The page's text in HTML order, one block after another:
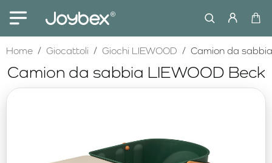
Camion da sabbia LIEWOOD Beck
HomehomeGiocattoli Giochi LIEWOOD Camion da